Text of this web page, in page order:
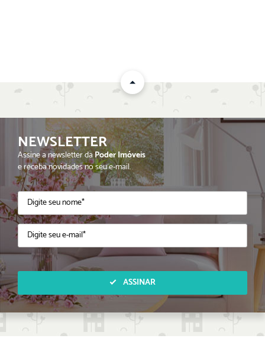
NEWSLETTER
Assine a newsletter daPoder Imóveis
e receba novidades no seu e-mail.
ASSINAR